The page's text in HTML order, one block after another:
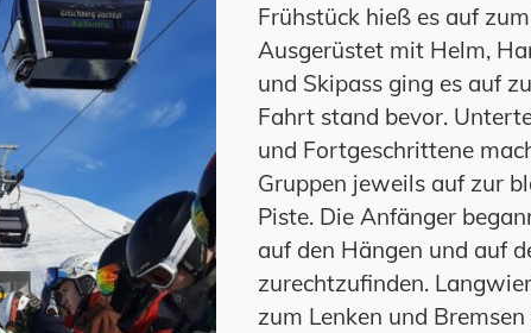
Frühstück hieß es auf
Ausgerüstet mit Helm,
und Skipass ging es auf
Fahrt stand bevor.
und Fortgeschrittene
Gruppen jeweils auf zur
Piste. Die Anfänger
auf den Hängen und auf
zurechtzufinden.
zum Lenken und